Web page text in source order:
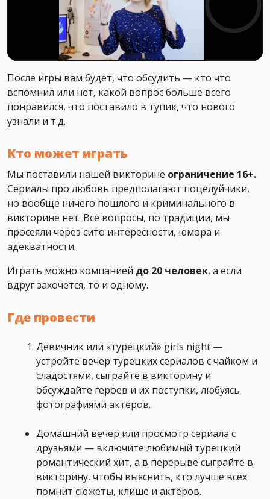
После игры вам будет, что обсудить — кто что
вспомнил или нет, какой вопрос больше всего
понравился, что поставило в тупик, что нового
узнали и т.д.
Кто может играть
Мы поставили нашей викторине ограничение 16+.
Сериалы про любовь предполагают поцелуйчики,
но вообще ничего пошлого и криминального в
викторине нет. Все вопросы, по традиции, мы
просеяли через сито интересности, юмора и
адекватности.
Играть можно компанией до 20 человек, а если
вдруг захочется, то и одному.
Где провести
Девичник или «турецкий» girls night —
устройте вечер турецких сериалов с чайком и
сладостями, сыграйте в викторину и
обсуждайте героев и их поступки, любуясь
фотографиями актёров.
Домашний вечер или просмотр сериала с
друзьями — включите любимый турецкий
романтический хит, а в перерыве сыграйте в
викторину, чтобы выяснить, кто лучше всех
помнит сюжеты, клише и актёров.